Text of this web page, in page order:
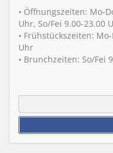
• Öffnungszeiten: Mo-
Uhr, So/Fei 9.00-23.00
• Frühstückszeiten:
Uhr
• Brunchzeiten: So/Fei